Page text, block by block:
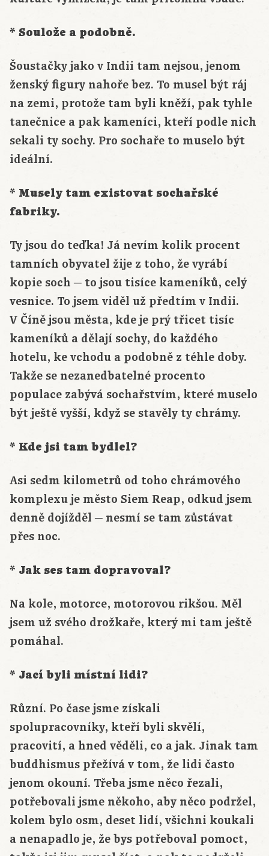
* Soulože a podobně.
Šoustačky jako v Indii tam nejsou, jenom
ženský figury nahoře bez. To musel být ráj
na zemi, protože tam byli kněží, pak tyhle
tanečnice a pak kameníci, kteří podle nich
sekali ty sochy. Pro sochaře to muselo být
ideální.
* Musely tam existovat sochařské
fabriky.
Ty jsou do teďka! Já nevím kolik procent
tamních obyvatel žije z toho, že vyrábí
kopie soch ─ to jsou tisíce kameníků, celý
vesnice. To jsem viděl už předtím v Indii.
V Číně jsou města, kde je prý třicet tisíc
kameníků a dělají sochy, do každého
hotelu, ke vchodu a podobně z téhle doby.
Takže se nezanedbatelné procento
populace zabývá sochařstvím, které muselo
být ještě vyšší, když se stavěly ty chrámy.
* Kde jsi tam bydlel?
Asi sedm kilometrů od toho chrámového
komplexu je město Siem Reap, odkud jsem
denně dojížděl ─ nesmí se tam zůstávat
přes noc.
* Jak ses tam dopravoval?
Na kole, motorce, motorovou rikšou. Měl
jsem už svého drožkaře, který mi tam ještě
pomáhal.
* Jací byli místní lidi?
Různí. Po čase jsme získali
spolupracovníky, kteří byli skvělí,
pracovití, a hned věděli, co a jak. Jinak tam
buddhismus přežívá v tom, že lidi často
jenom okouní. Třeba jsme něco řezali,
potřebovali jsme někoho, aby něco podržel,
kolem bylo osm, deset lidí, všichni koukali
a nenapadlo je, že bys potřeboval pomoct,